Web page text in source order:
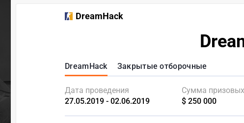
DreamHack
DreamHack Закрытые отборочные
Дата проведения
27.05.2019 - 02.06.2019
Сумма призовых
$ 250 000